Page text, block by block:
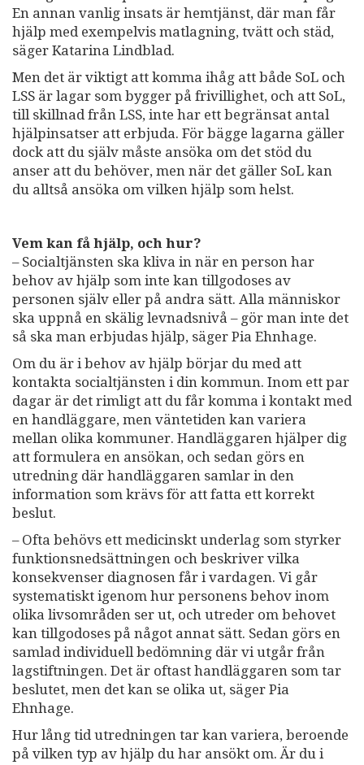
En annan vanlig insats är hemtjänst, där man får
hjälp med exempelvis matlagning, tvätt och städ,
säger Katarina Lindblad.
Men det är viktigt att komma ihåg att både SoL och
LSS är lagar som bygger på frivillighet, och att SoL,
till skillnad från LSS, inte har ett begränsat antal
hjälpinsatser att erbjuda. För bägge lagarna gäller
dock att du själv måste ansöka om det stöd du
anser att du behöver, men när det gäller SoL kan
du alltså ansöka om vilken hjälp som helst.
Vem kan få hjälp, och hur?
– Socialtjänsten ska kliva in när en person har
behov av hjälp som inte kan tillgodoses av
personen själv eller på andra sätt. Alla människor
ska uppnå en skälig levnadsnivå – gör man inte det
så ska man erbjudas hjälp, säger Pia Ehnhage.
Om du är i behov av hjälp börjar du med att
kontakta socialtjänsten i din kommun. Inom ett par
dagar är det rimligt att du får komma i kontakt med
en handläggare, men väntetiden kan variera
mellan olika kommuner. Handläggaren hjälper dig
att formulera en ansökan, och sedan görs en
utredning där handläggaren samlar in den
information som krävs för att fatta ett korrekt
beslut.
– Ofta behövs ett medicinskt underlag som styrker
funktionsnedsättningen och beskriver vilka
konsekvenser diagnosen får i vardagen. Vi går
systematiskt igenom hur personens behov inom
olika livsområden ser ut, och utreder om behovet
kan tillgodoses på något annat sätt. Sedan görs en
samlad individuell bedömning där vi utgår från
lagstiftningen. Det är oftast handläggaren som tar
beslutet, men det kan se olika ut, säger Pia
Ehnhage.
Hur lång tid utredningen tar kan variera, beroende
på vilken typ av hjälp du har ansökt om. Är du i